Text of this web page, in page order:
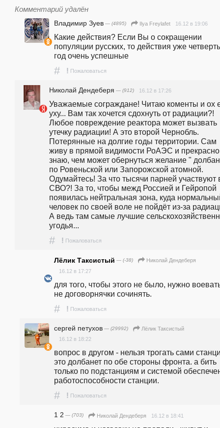
Комментарий удалён
Владимир Зуев — (4895) Ilya Freylafet 16.12 в 19:06
Какие действия? Если Вы о сокращении
популяции русских, то действия уже
год очень успешные
# ! Пожаловаться
Николай Дендеберя — (912) 16.12 в 17:26
Уважаемые сограждане! Читаю коменты и ох
уху... Вам так хочется сдохнуть от радиации?!
Любое повреждение реактора может вызвать
утечку радиации! А это второй Чернобль.
Потерянные на долгие годы территории. Сам
живу в прямой видимости РоАЭС и прекрасно
знаю, чем может обернуться желание "
по Ровеньской или Запорожской атомной.
Одумайтесь! За что тысячи парней участвуют
СВО?! За то, чтобы межд Россией и Гейропой
появилась нейтральная зона, куда
человек по своей воле не пойдёт из-за
А ведь там самые лучшие
угодья...
# ! Пожаловаться
Лёлик Таксистый — (-38)
Николай Дендеберя
16.12 в 17:27
для того, чтобы этого не было, нужно
не договорнячки сочинять.
# ! Пожаловаться
сергей петухов — (29992)
Лёлик Таксистый
16.12 в 18:22
вопрос в другом - нельзя трогать сами
это долбанет по обе стороны фронта. а бить
только по подстанциям и системой
работоспособности станции.
# ! Пожаловаться
1 2 — (703) Николай Дендеберя 16.12 в 18:41